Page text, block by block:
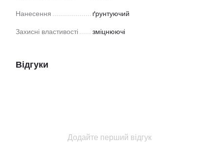
Нанесення ґрунтуючий
Захисні властивості зміцнюючі
Відгуки
Додайте перший відгук